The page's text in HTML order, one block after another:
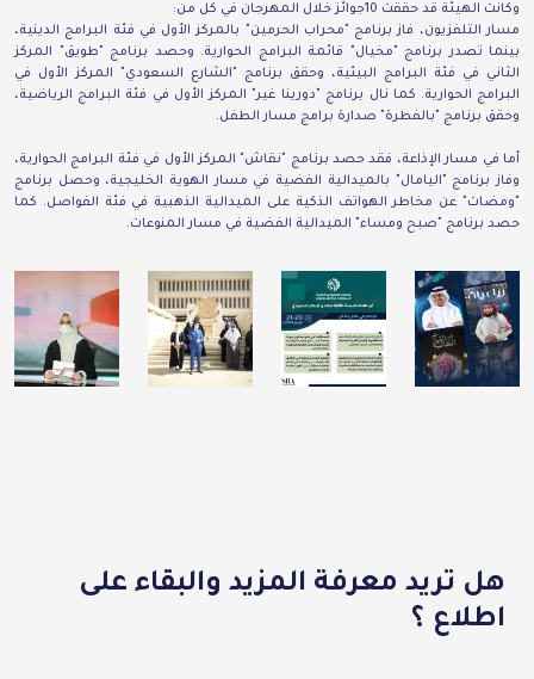
وكانت الهيئة قد حققت 10جوائز خلال المهرجان في كل من:
مسار التلفزيون، فاز برنامج "محراب الحرمين" بالمركز الأول في فئة البرامج الدينية،
بينما تصدر برنامج "مخيال" قائمة البرامج الحوارية. وحصد برنامج "طويق" المركز
الثاني في فئة البرامج البيئية، وحقق برنامج "الشارع السعودي" المركز الأول في
البرامج الحوارية. كما نال برنامج "دورينا غير" المركز الأول في فئة البرامج الرياضية،
وحقق برنامج "بالفطرة" صدارة برامج مسار الطفل.
أما في مسار الإذاعة، فقد حصد برنامج "نقاش" المركز الأول في فئة البرامج الحوارية،
وفاز برنامج "اليامال" بالميدالية الفضية في مسار الهوية الخليجية، وحصل برنامج
"ومضات" عن مخاطر الهواتف الذكية على الميدالية الذهبية في فئة الفواصل. كما
حصد برنامج "صبح ومساء" الميدالية الفضية في مسار المنوعات.
هل تريد معرفة المزيد والبقاء على
اطلاع ؟